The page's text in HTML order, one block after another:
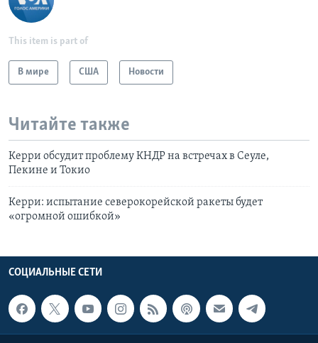
This item is part of
В мире США Новости
Читайте также
Керри обсудит проблему КНДР на встречах в Сеуле,
Пекине и Токио
Керри: испытание северокорейской ракеты будет
«огромной ошибкой»
СОЦИАЛЬНЫЕ СЕТИ